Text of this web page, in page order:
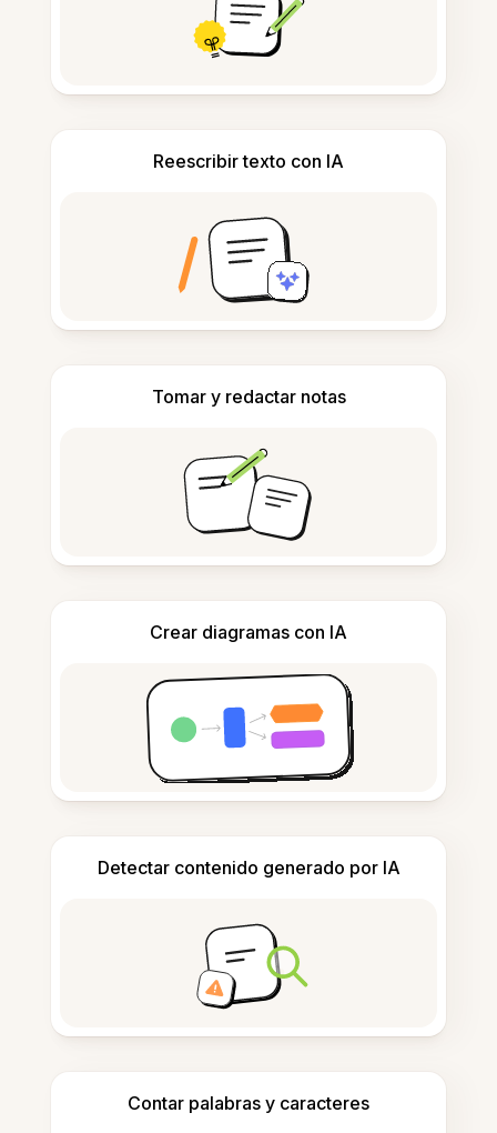
Reescribir texto con IA
Tomar y redactar notas
Crear diagramas con IA
Detectar contenido generado por IA
Contar palabras y caracteres